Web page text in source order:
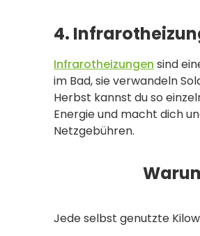
4.
Infrarotheizungen sind
im Bad, sie verwandeln
Herbst kannst du so
Energie und macht dich
Netzgebühren.
Jede selbst genutzte